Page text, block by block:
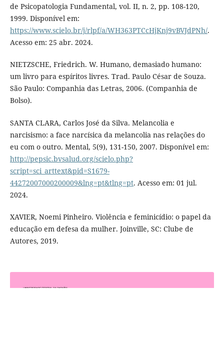
de Psicopatologia Fundamental, vol. II, n. 2, pp. 108-120,
1999. Disponível em:
https://www.scielo.br/j/rlpf/a/WH363PTCcHjKnj9vBVJdPNh/.
Acesso em: 25 abr. 2024.
NIETZSCHE, Friedrich. W. Humano, demasiado humano:
um livro para espíritos livres. Trad. Paulo César de Souza.
São Paulo: Companhia das Letras, 2006. (Companhia de
Bolso).
SANTA CLARA, Carlos José da Silva. Melancolia e
narcisismo: a face narcísica da melancolia nas relações do
eu com o outro. Mental, 5(9), 131-150, 2007. Disponível em:
http://pepsic.bvsalud.org/scielo.php?
script=sci_arttext&pid=S1679-
44272007000200009&lng=pt&tlng=pt. Acesso em: 01 jul.
2024.
XAVIER, Noemi Pinheiro. Violência e feminicídio: o papel da
educação em defesa da mulher. Joinville, SC: Clube de
Autores, 2019.